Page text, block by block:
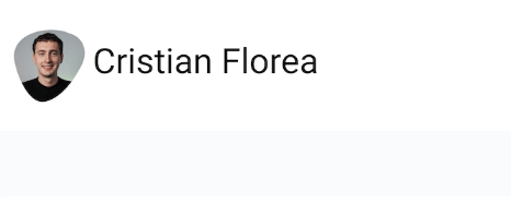
conținut